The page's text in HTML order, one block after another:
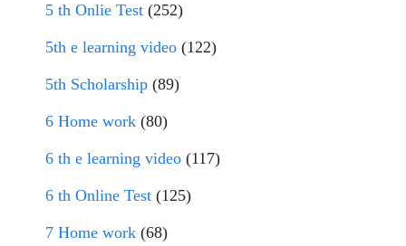
5 th Onlie Test (252)
5th e learning video (122)
5th Scholarship (89)
6 Home work (80)
6 th e learning video (117)
6 th Online Test (125)
7 Home work (68)